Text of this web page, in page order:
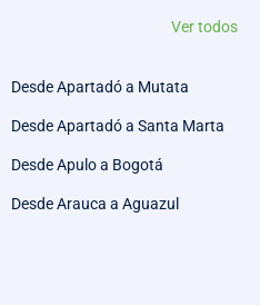
Ver todos
Desde Apartadó a Mutata
Desde Apartadó a Santa Marta
Desde Apulo a Bogotá
Desde Arauca a Aguazul